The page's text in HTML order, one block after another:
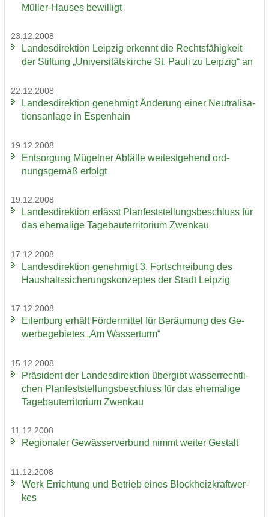
Müller-Hauses be­wil­ligt
23.12.2008
Lan­des­di­rek­ti­on Leip­zig er­kennt die Rechts­fä­hig­keit
der Stif­tung „Uni­ver­si­täts­kir­che St. Pauli zu Leip­zig“ an
22.12.2008
Lan­des­di­rek­ti­on ge­neh­migt Än­de­rung einer Neu­tra­li­sa­
ti­ons­an­la­ge in Es­pen­hain
19.12.2008
Ent­sor­gung Mü­gel­ner Ab­fäl­le wei­test­ge­hend ord­
nungs­ge­mäß er­folgt
19.12.2008
Lan­des­di­rek­ti­on er­lässt Plan­fest­stel­lungs­be­schluss für
das ehe­ma­li­ge Ta­ge­bau­ter­ri­to­ri­um Zwenkau
17.12.2008
Lan­des­di­rek­ti­on ge­neh­migt 3. Fort­schrei­bung des
Haus­halts­si­che­rungs­kon­zep­tes der Stadt Leip­zig
17.12.2008
Ei­len­burg er­hält För­der­mit­tel für Be­räu­mung des Ge­
wer­be­ge­bie­tes „Am Was­ser­turm“
15.12.2008
Prä­si­dent der Lan­des­di­rek­ti­on über­gibt was­ser­recht­li­
chen Plan­fest­stel­lungs­be­schluss für das ehe­ma­li­ge
Ta­ge­bau­ter­ri­to­ri­um Zwenkau
11.12.2008
Re­gio­na­ler Ge­wäs­ser­ver­bund nimmt wei­ter Ge­stalt
11.12.2008
Werk Er­rich­tung und Be­trieb eines Block­heiz­kraft­wer­
kes